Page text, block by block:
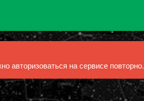
авторизоваться на сервисе повторно.